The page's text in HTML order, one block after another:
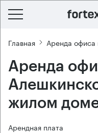
Главная Аренда офиса
Аренда
жилом
Арендная плата